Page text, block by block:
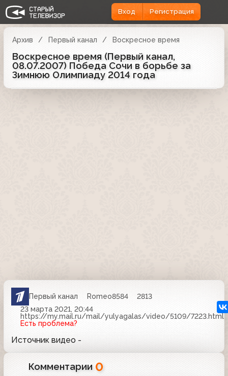
Вход Регистрация
Архив Первый канал Воскресное время
Воскресное время (Первый канал,
08.07.2007) Победа Сочи в борьбе за
Зимнюю Олимпиаду 2014 года
Первый канал Romeo8584
2813
23 марта 2021, 20:44
https://my.mail.ru/mail/yulyagalas/video/5109/7223.html
Есть проблема?
Источник видео -
Комментарии 0